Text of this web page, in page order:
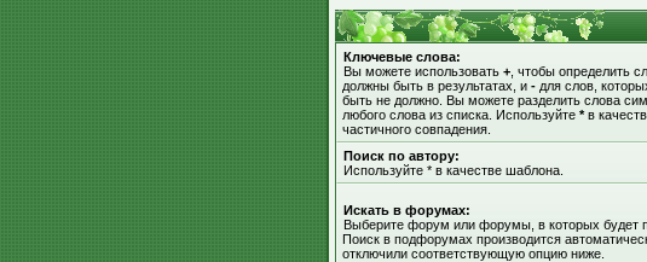
Ключевые слова:
Вы можете использовать + , чтобы определить
должны быть в результатах, и - для слов,
быть не должно. Вы можете разделить слова
любого слова из списка. Используйте *в
частичного совпадения.
Поиск по автору:
Используйте * в качестве шаблона.
Искать в форумах:
Выберите форум или форумы, в которых будет
Поиск в подфорумах производится
отключили соответствующую опцию ниже.